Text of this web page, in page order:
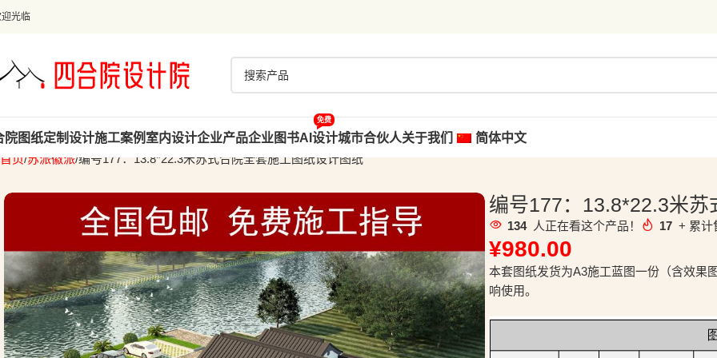
光临
院图纸定制设计施工案例 室内设计企业产品企业图书AI设计
免费
城市合伙人关于我们
简体中文
首页 苏派徽派 编号177：13.8*22.3米苏式合院全套施工图纸设计图纸
编号177：13.8*22.3米
134 人正在看这个产品！ 17 + 累计
¥980.00
本套图纸发货为A3施工蓝图一份（含效果
响使用。